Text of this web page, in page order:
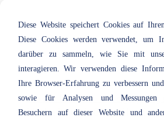
Diese Website speichert Cookies auf
Diese Cookies werden verwendet, um
darüber zu sammeln, wie Sie mit
interagieren. Wir verwenden diese
Ihre Browser-Erfahrung zu verbessern und
sowie für Analysen und Messungen
Besuchern auf dieser Website und
Natürliches
Möbel und Oberflächen